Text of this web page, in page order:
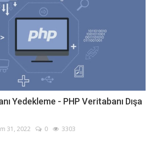
Yedekleme - PHP Veritabanı Dışa
31, 2022 0 3303